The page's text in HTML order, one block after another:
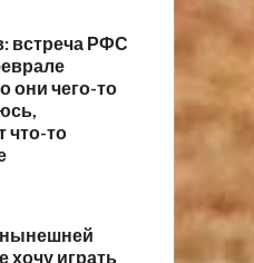
встреча РФС
они чего-то
что-то
нынешней
хочу играть